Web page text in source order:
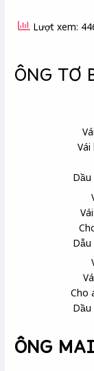
Lượt xem:
ÔNG TƠ
Dầu
Dẫu
Cho
Dầu
ÔNG